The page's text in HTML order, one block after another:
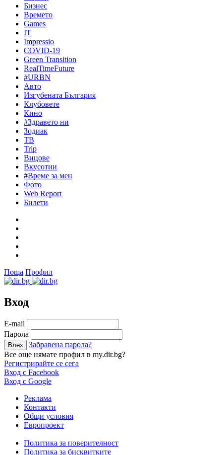
Бизнес
Времето
Games
IT
Impressio
COVID-19
Green Transition
RealTimeFuture
#URBN
Авто
Изгубената България
Клубовете
Кино
#Здравето ни
Зодиак
ТВ
Trip
Вицове
Вкусотии
#Време за мен
Фото
Web Report
Билети
Поща Профил
Вход
Е-mail
Парола
Забравена парола?
Все още нямате профил в my.dir.bg?
Регистрирайте се сега
Вход с Facebook
Вход с Google
Реклама
Контакти
Общи условия
Европроект
Политика за поверителност
Политика за бисквитките